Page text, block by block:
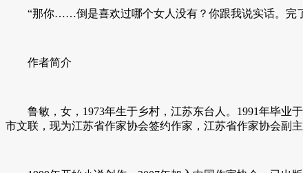
“那你……倒是喜欢过哪个女人没有？你跟我说实话。完
作者简介
鲁敏，女，1973年生于乡村，江苏东台人。1991年毕业
市文联，现为江苏省作家协会签约作家，江苏省作家协会副